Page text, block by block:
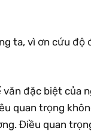
ta, vì ơn cứu độ
đặc biệt của
quan trọng
Điều quan